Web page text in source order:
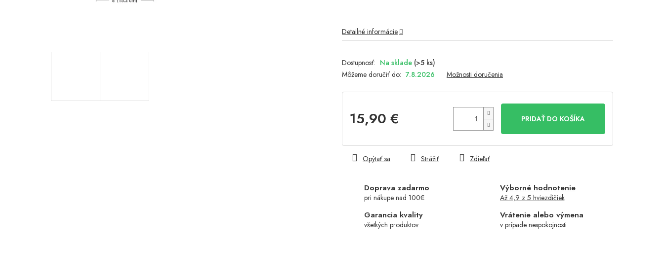
Na sklade (>5 ks)
Môžeme doručiť do: 7.8.2026 Možnosti doručenia
15,90 €
cena:
PRIDAŤ DO KOŠÍKA
Doprava zadarmo
pri nákupe nad 100€
Výborné hodnotenie
Až 4,9 z 5 hviezdičiek
Garancia kvality
všetkých produktov
Vrátenie alebo výmena
v prípade nespokojnosti
Detailné informácie
Opýtať sa Strážiť Zdieľať